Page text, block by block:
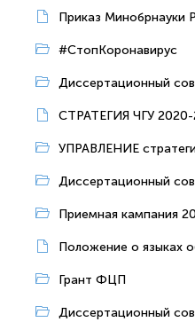
Приказ Минобрнауки
#СтопКоронавирус
Диссертационный
СТРАТЕГИЯ ЧГУ 2020-
УПРАВЛЕНИЕ
Диссертационный
Приемная кампания
Положение о языках
Грант ФЦП
Диссертационный